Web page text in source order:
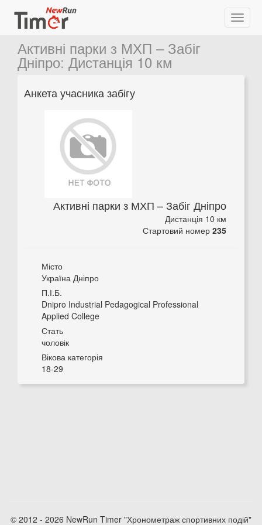
Активні парки з МХП – Забіг
Дніпро: Дистанція 10 км
Анкета учасника забігу
Активні парки з МХП – Забіг Дніпро
Дистанція 10 км
Стартовий номер 235
Місто
Україна Дніпро
П.І.Б.
Dnipro Industrial Pedagogical Professional
Applied College
Стать
чоловік
Вікова категорія
18-29
© 2012 - 2026 NewRun Timer "Хронометраж спортивних подій"